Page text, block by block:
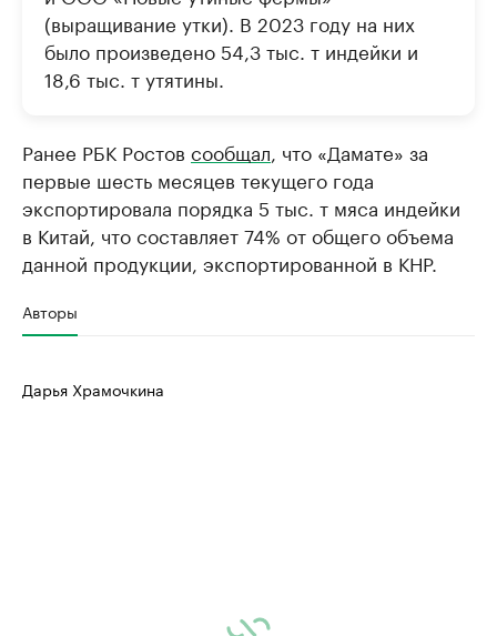
(выращивание утки). В 2023 году на них
было произведено 54,3 тыс. т индейки и
18,6 тыс. т утятины.
Ранее РБК Ростов сообщал , что «Дамате» за
первые шесть месяцев текущего года
экспортировала порядка 5 тыс. т мяса индейки
в Китай, что составляет 74% от общего объема
данной продукции, экспортированной в КНР.
Авторы
Дарья Храмочкина